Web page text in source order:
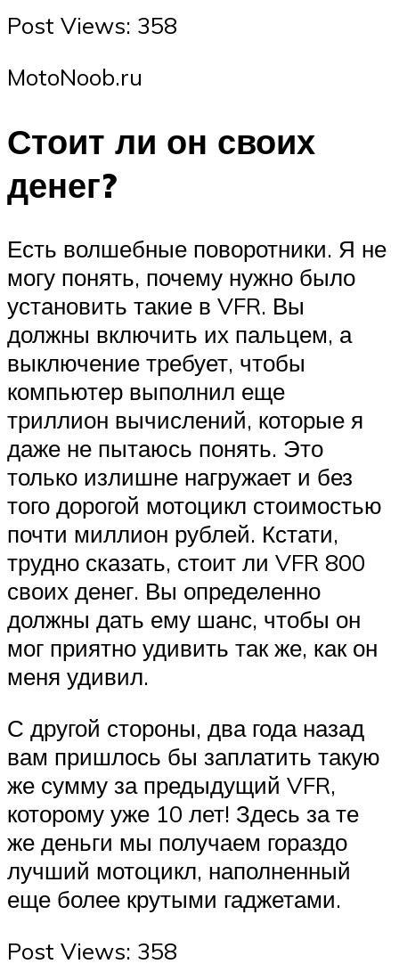
Post Views: 358
MotoNoob.ru
Стоит ли он своих
денег?
Есть волшебные поворотники. Я не
могу понять, почему нужно было
установить такие в VFR. Вы
должны включить их пальцем, а
выключение требует, чтобы
компьютер выполнил еще
триллион вычислений, которые я
даже не пытаюсь понять. Это
только излишне нагружает и без
того дорогой мотоцикл стоимостью
почти миллион рублей. Кстати,
трудно сказать, стоит ли VFR 800
своих денег. Вы определенно
должны дать ему шанс, чтобы он
мог приятно удивить так же, как он
меня удивил.
С другой стороны, два года назад
вам пришлось бы заплатить такую ​​
же сумму за предыдущий VFR,
которому уже 10 лет! Здесь за те
же деньги мы получаем гораздо
лучший мотоцикл, наполненный
еще более крутыми гаджетами.
Post Views: 358